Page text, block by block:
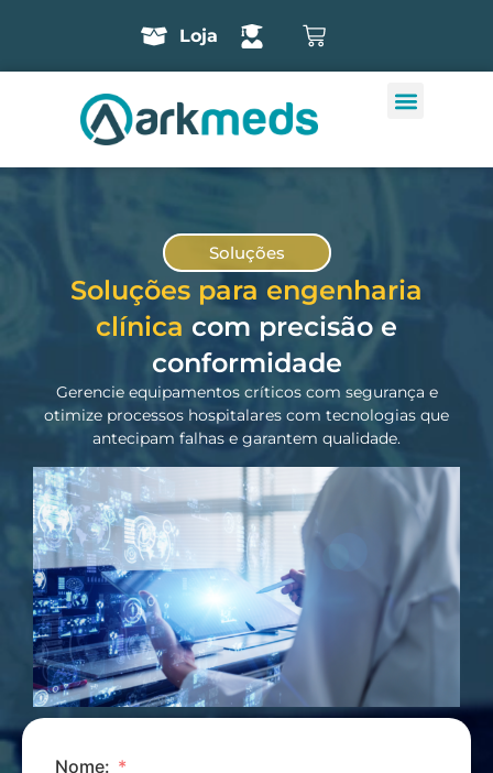
Loja
Soluções
Soluções para engenharia
clínica com precisão e
conformidade
Gerencie equipamentos críticos com segurança e
otimize processos hospitalares com tecnologias que
antecipam falhas e garantem qualidade.
Nome: